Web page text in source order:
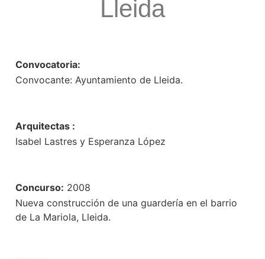
Lleida
Convocatoria:
Convocante: Ayuntamiento de Lleida.
Arquitectas :
Isabel Lastres y Esperanza López
Concurso: 2008
Nueva construcción de una guardería en el barrio
de La Mariola, Lleida.